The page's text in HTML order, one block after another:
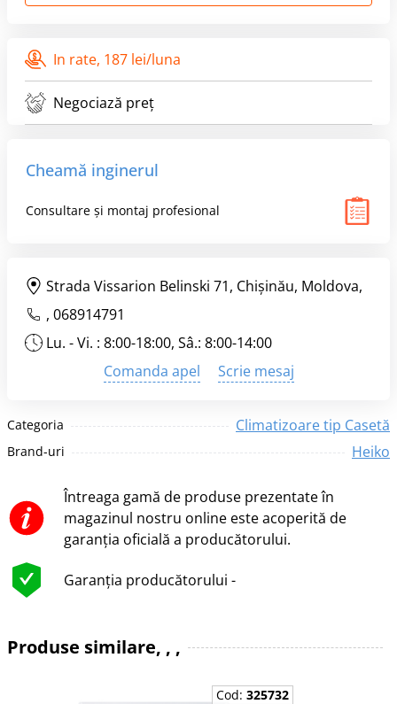
Categoria Climatizoare tip Casetă
Brand-uri Heiko
Întreaga gamă de produse prezentate în
magazinul nostru online este acoperită de
garanția oficială a producătorului.
Garanția producătorului -
In rate, 187 lei/luna
Negociază preț
Cheamă inginerul
Consultare și montaj profesional
Strada Vissarion Belinski 71, Chişinău, Moldova,
, 068914791
Lu. - Vi. : 8:00-18:00, Sâ.: 8:00-14:00
Comanda apel
Scrie mesaj
Produse similare, , ,
Cod:325732